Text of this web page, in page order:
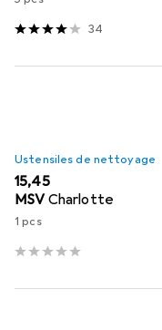
34
Ustensiles de nettoyage
EUR
15,45
MSVCharlotte
1 pcs